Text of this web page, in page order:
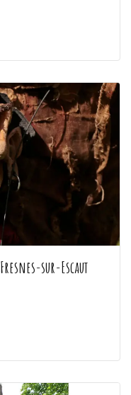
sur-Escaut